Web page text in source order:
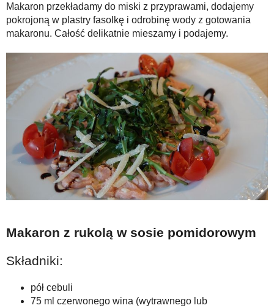
Makaron przekładamy do miski z przyprawami, dodajemy
pokrojoną w plastry fasolkę i odrobinę wody z gotowania
makaronu. Całość delikatnie mieszamy i podajemy.
Makaron z rukolą w sosie pomidorowym
Składniki:
pół cebuli
75 ml czerwonego wina (wytrawnego lub